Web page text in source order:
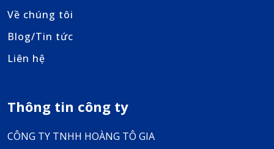
Về chúng tôi
Blog/Tin tức
Liên hệ
Thông tin công ty
CÔNG TY TNHH HOÀNG TÔ GIA